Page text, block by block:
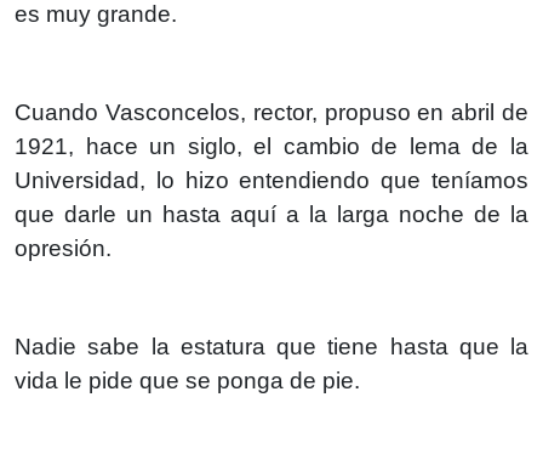
es muy grande.
Cuando Vasconcelos, rector, propuso en abril de
1921, hace un siglo, el cambio de lema de la
Universidad, lo hizo entendiendo que teníamos
que darle un hasta aquí a la larga noche de la
opresión.
Nadie sabe la estatura que tiene hasta que la
vida le pide que se ponga de pie.